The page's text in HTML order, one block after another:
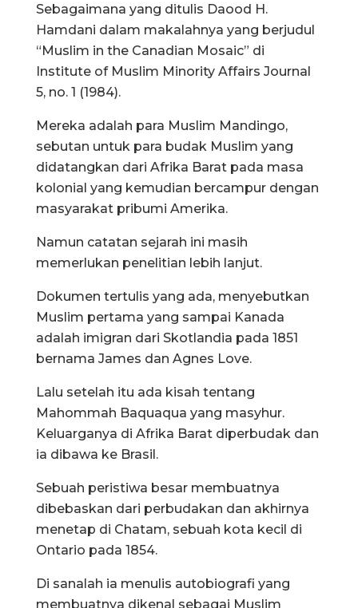
Sebagaimana yang ditulis Daood H.
Hamdani dalam makalahnya yang berjudul
“Muslim in the Canadian Mosaic” di
Institute of Muslim Minority Affairs Journal
5, no. 1 (1984).
Mereka adalah para Muslim Mandingo,
sebutan untuk para budak Muslim yang
didatangkan dari Afrika Barat pada masa
kolonial yang kemudian bercampur dengan
masyarakat pribumi Amerika.
Namun catatan sejarah ini masih
memerlukan penelitian lebih lanjut.
Dokumen tertulis yang ada, menyebutkan
Muslim pertama yang sampai Kanada
adalah imigran dari Skotlandia pada 1851
bernama James dan Agnes Love.
Lalu setelah itu ada kisah tentang
Mahommah Baquaqua yang masyhur.
Keluarganya di Afrika Barat diperbudak dan
ia dibawa ke Brasil.
Sebuah peristiwa besar membuatnya
dibebaskan dari perbudakan dan akhirnya
menetap di Chatam, sebuah kota kecil di
Ontario pada 1854.
Di sanalah ia menulis autobiografi yang
membuatnya dikenal sebagai Muslim